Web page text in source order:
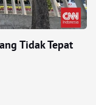
Tidak Tepat